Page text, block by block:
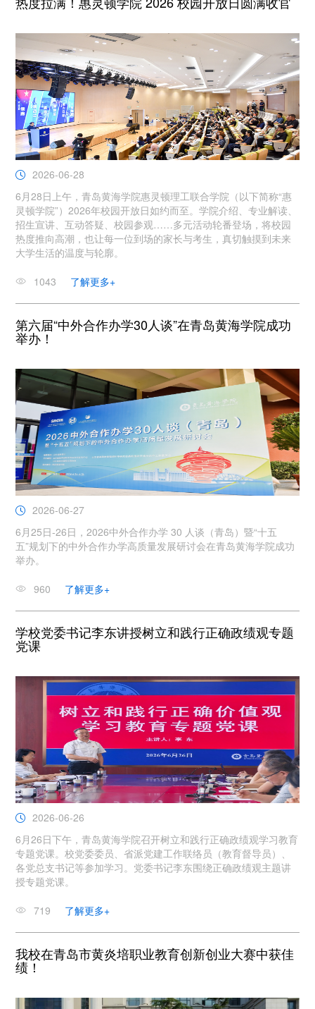
2026-06-28
6月28日上午，青岛黄海学院惠灵顿理工联合学院（以下简称“惠
灵顿学院”）2026年校园开放日如约而至。学院介绍、专业解读、
招生宣讲、互动答疑、校园参观……多元活动轮番登场，将校园
热度推向高潮，也让每一位到场的家长与考生，真切触摸到未来
大学生活的温度与轮廓。
1043 了解更多+
第六届“中外合作办学30人谈”在青岛黄海学院成功
举办！
2026-06-27
6月25日-26日，2026中外合作办学 30 人谈（青岛）暨“十五
五”规划下的中外合作办学高质量发展研讨会在青岛黄海学院成功
举办。
960 了解更多+
学校党委书记李东讲授树立和践行正确政绩观专题
党课
2026-06-26
6月26日下午，青岛黄海学院召开树立和践行正确政绩观学习教育
专题党课。校党委委员、省派党建工作联络员（教育督导员）、
各党总支书记等参加学习。党委书记李东围绕正确政绩观主题讲
授专题党课。
719 了解更多+
我校在青岛市黄炎培职业教育创新创业大赛中获佳
绩！